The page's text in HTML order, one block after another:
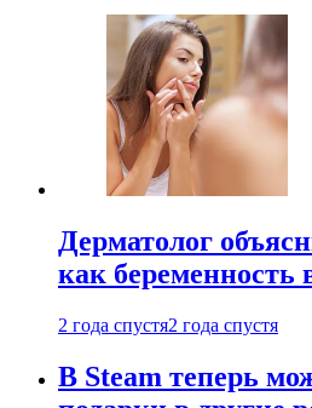
Дерматолог
как беременность
2 года спустя2 года спустя
В Steam теперь